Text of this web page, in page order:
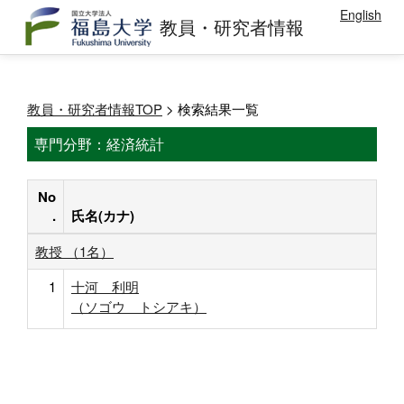
教員・研究者情報 English
教員・研究者情報TOP > 検索結果一覧
専門分野：経済統計
No
.
氏名(カナ)
教授 （1名）
1
十河 利明
（ソゴウ トシアキ）